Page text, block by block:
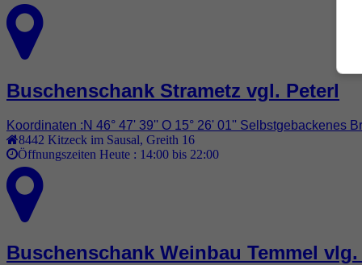
Buschenschank Strametz vgl. Peterl
Koordinaten :N 46° 47' 39'' O 15° 26' 01'' Selbstgebackenes
8442 Kitzeck im Sausal Greith 16
Öffnungszeiten Heute : 14:00 bis 22:00
Buschenschank Weinbau Temmel